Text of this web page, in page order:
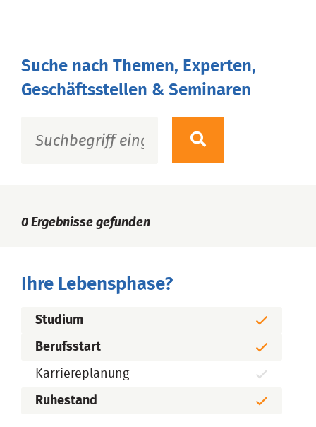
Suche nach Themen, Experten,
Geschäftsstellen & Seminaren
0 Ergebnisse gefunden
Ihre Lebensphase?
Studium
Berufsstart
Karriereplanung
Ruhestand